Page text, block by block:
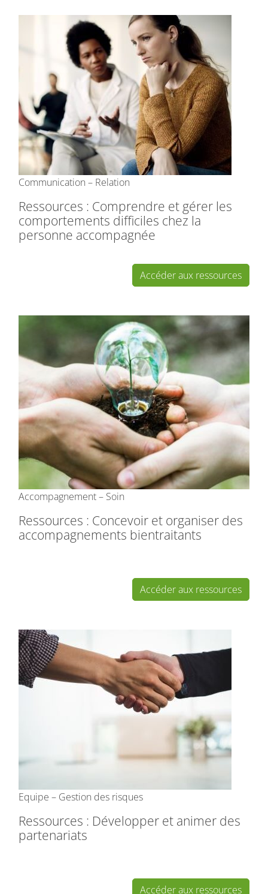
Communication – Relation
Ressources : Comprendre et gérer les
comportements difficiles chez la
personne accompagnée
Accéder aux ressources
Accompagnement – Soin
Ressources : Concevoir et organiser des
accompagnements bientraitants
Accéder aux ressources
Equipe – Gestion des risques
Ressources : Développer et animer des
partenariats
Accéder aux ressources